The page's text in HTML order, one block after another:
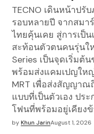
TECNO เดินหน้าป
รอบหลายปี จากสม
ไทยคุ้นเคย สู่การเป็
สะท้อนตัวตนคนรุ่นใ
Series เป็นจุดเริ่มต้
พร้อมส่งแคมเปญให
MRT เพื่อส่งสัญญาณ
แบบที่เป็นตัวเอง ปร
โฟนที่พร้อมอยู่เคียง
byKhun JarinAugust 1, 2026